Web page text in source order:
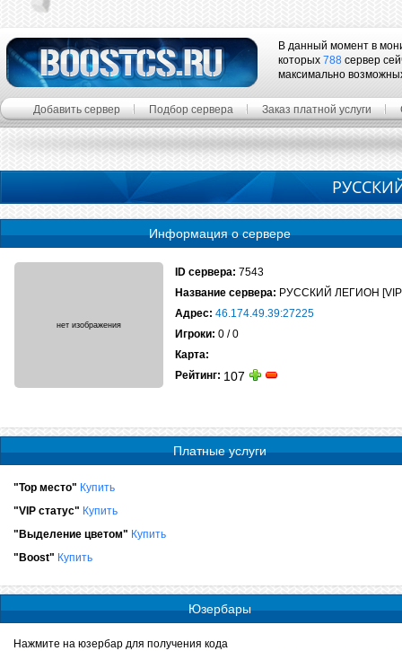
В данный момент в
которых 788 сервер
максимально
Добавить сервер Подбор сервера Заказ платной услуги
Информация о сервере
ID сервера: 7543
Название сервера: РУССКИЙ ЛЕГИОН
Адрес: 46.174.49.39:27225
Игроки: 0 / 0
Карта:
Рейтинг: 107
Платные услуги
"Top место" Купить
"VIP статус" Купить
"Выделение цветом" Купить
"Boost" Купить
Юзербары
Нажмите на юзербар для получения кода